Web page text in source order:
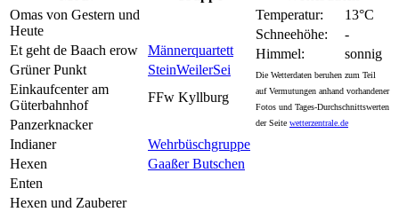
Temperatur:
13°C
Schneehöhe:
-
Himmel:
sonnig
Die Wetterdaten beruhen zum Teil
auf Vermutungen anhand vorhandener
Fotos und Tages-Durchschnittswerten
der Seite wetterzentrale.de
Omas von Gestern und
Heute
Et geht de Baach erow
Männerquartett
Grüner Punkt
SteinWeilerSei
Einkaufcenter am
Güterbahnhof
FFw Kyllburg
Panzerknacker
Indianer
Wehrbüschgruppe
Hexen
Gaaßer Butschen
Enten
Hexen und Zauberer